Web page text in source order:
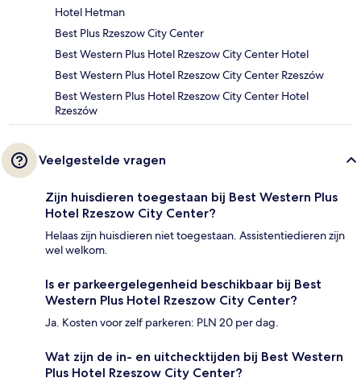
Hotel Hetman
Best Plus Rzeszow City Center
Best Western Plus Hotel Rzeszow City Center Hotel
Best Western Plus Hotel Rzeszow City Center Rzeszów
Best Western Plus Hotel Rzeszow City Center Hotel
Rzeszów
Veelgestelde vragen
Zijn huisdieren toegestaan bij Best Western Plus
Hotel Rzeszow City Center?
Helaas zijn huisdieren niet toegestaan. Assistentiedieren zijn
wel welkom.
Is er parkeergelegenheid beschikbaar bij Best
Western Plus Hotel Rzeszow City Center?
Ja. Kosten voor zelf parkeren: PLN 20 per dag.
Wat zijn de in- en uitchecktijden bij Best Western
Plus Hotel Rzeszow City Center?